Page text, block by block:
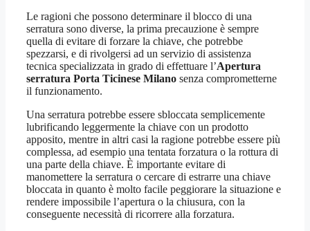
Le ragioni che possono determinare il blocco di una
serratura sono diverse, la prima precauzione è sempre
quella di evitare di forzare la chiave, che potrebbe
spezzarsi, e di rivolgersi ad un servizio di assistenza
tecnica specializzata in grado di effettuare l’Apertura
serratura Porta Ticinese Milano senza comprometterne
il funzionamento.
Una serratura potrebbe essere sbloccata semplicemente
lubrificando leggermente la chiave con un prodotto
apposito, mentre in altri casi la ragione potrebbe essere più
complessa, ad esempio una tentata forzatura o la rottura di
una parte della chiave. È importante evitare di
manomettere la serratura o cercare di estrarre una chiave
bloccata in quanto è molto facile peggiorare la situazione e
rendere impossibile l’apertura o la chiusura, con la
conseguente necessità di ricorrere alla forzatura.